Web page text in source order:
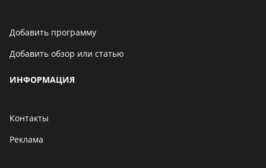
Добавить программу
Добавить обзор или статью
ИНФОРМАЦИЯ
Контакты
Реклама